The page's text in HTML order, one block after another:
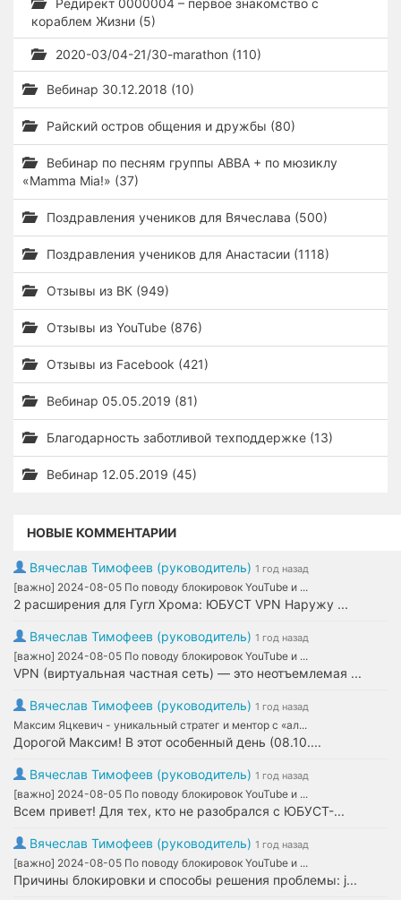
Редирект 0000004 – первое знакомство с
кораблем Жизни (5)
2020-03/04-21/30-marathon (110)
Вебинар 30.12.2018 (10)
Райский остров общения и дружбы (80)
Вебинар по песням группы ABBA + по мюзиклу
«Mamma Mia!» (37)
Поздравления учеников для Вячеслава (500)
Поздравления учеников для Анастасии (1118)
Отзывы из ВК (949)
Отзывы из YouTube (876)
Отзывы из Facebook (421)
Вебинар 05.05.2019 (81)
Благодарность заботливой техподдержке (13)
Вебинар 12.05.2019 (45)
НОВЫЕ КОММЕНТАРИИ
Вячеслав Тимофеев (руководитель) 1 год назад
[важно] 2024-08-05 По поводу блокировок YouTube и ...
2 расширения для Гугл Хрома: ЮБУСТ VPN Наружу ...
Вячеслав Тимофеев (руководитель) 1 год назад
[важно] 2024-08-05 По поводу блокировок YouTube и ...
VPN (виртуальная частная сеть) — это неотъемлемая ...
Вячеслав Тимофеев (руководитель) 1 год назад
Максим Яцкевич - уникальный стратег и ментор с «ал...
Дорогой Максим! В этот особенный день (08.10....
Вячеслав Тимофеев (руководитель) 1 год назад
[важно] 2024-08-05 По поводу блокировок YouTube и ...
Всем привет! Для тех, кто не разобрался с ЮБУСТ-...
Вячеслав Тимофеев (руководитель) 1 год назад
[важно] 2024-08-05 По поводу блокировок YouTube и ...
Причины блокировки и способы решения проблемы: j...